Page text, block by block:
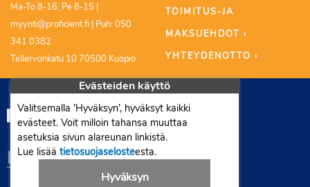
Ma-To 8-16, Pe 8-15 |
myynti@proficient.fi | Puh: 050
341 0382
Tellervonkatu 10 70500 Kuopio
TOIMITUS-JA
MAKSUEHDOT ›
YHTEYDENOTTO ›
Evästeiden käyttö
Valitsemalla ’Hyväksyn’, hyväksyt kaikki
evästeet. Voit milloin tahansa muuttaa
asetuksia sivun alareunan linkistä.
Lue lisää tietosuojaselosteesta.
Hyväksyn